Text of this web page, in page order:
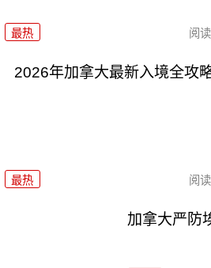
最热 阅读
2026年加拿大最新入境全攻
最热 阅读
加拿大严防